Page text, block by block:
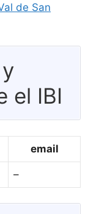
de San
el IBI
email
–